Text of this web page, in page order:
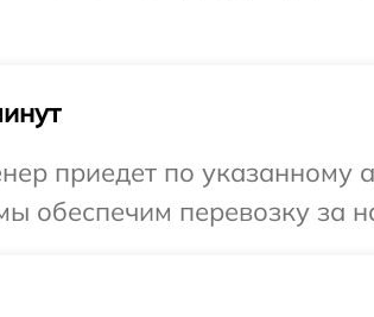
приедет по указанному
обеспечим перевозку за